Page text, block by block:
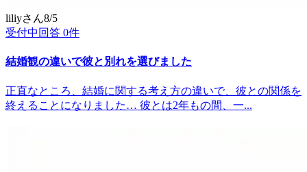
liliyさん8/5
受付中 回答 0件
結婚観の違いで彼と別れを選びました
正直なところ、結婚に関する考え方の違いで、彼との関係を
終えることになりました… 彼とは2年もの間、一...